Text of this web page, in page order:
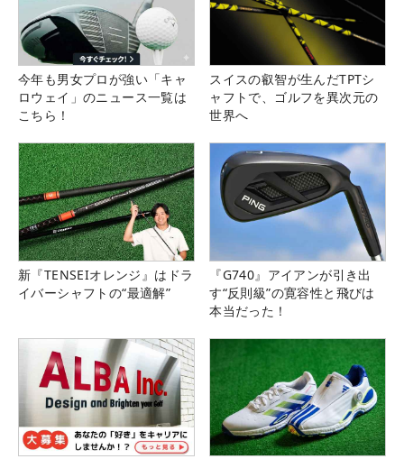
今年も男女プロが強い「キャ
ロウェイ」のニュース一覧は
こちら！
スイスの叡智が生んだTPTシ
ャフトで、ゴルフを異次元の
世界へ
新『TENSEIオレンジ』はドラ
イバーシャフトの“最適解”
『G740』アイアンが引き出
す“反則級”の寛容性と飛びは
本当だった！